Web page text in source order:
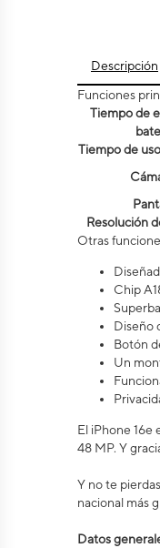
Descripción
Funciones
Tiempo de
Tiempo de
Resolución
Otras
Chip
Diseño
Botón
Un
El iPhone 16e
48 MP. Y
Y no te
nacional más
Datos